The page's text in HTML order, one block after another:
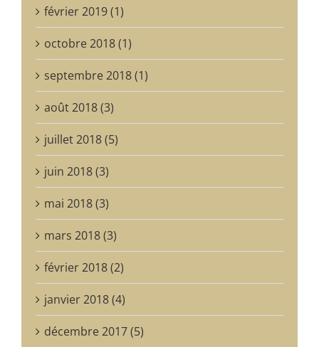
février 2019 (1)
octobre 2018 (1)
septembre 2018 (1)
août 2018 (3)
juillet 2018 (5)
juin 2018 (3)
mai 2018 (3)
mars 2018 (3)
février 2018 (2)
janvier 2018 (4)
décembre 2017 (5)